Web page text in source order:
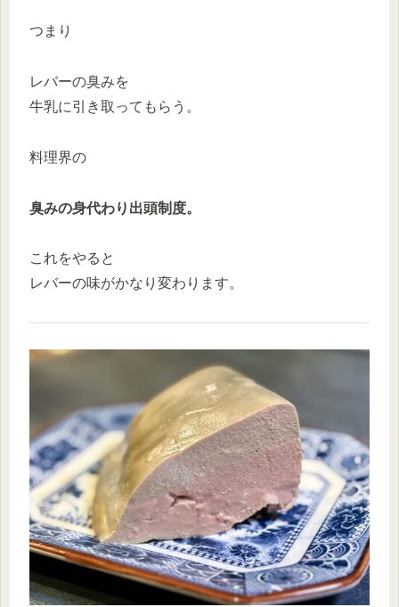
つまり
レバーの臭みを
牛乳に引き取ってもらう。
料理界の
臭みの身代わり出頭制度。
これをやると
レバーの味がかなり変わります。